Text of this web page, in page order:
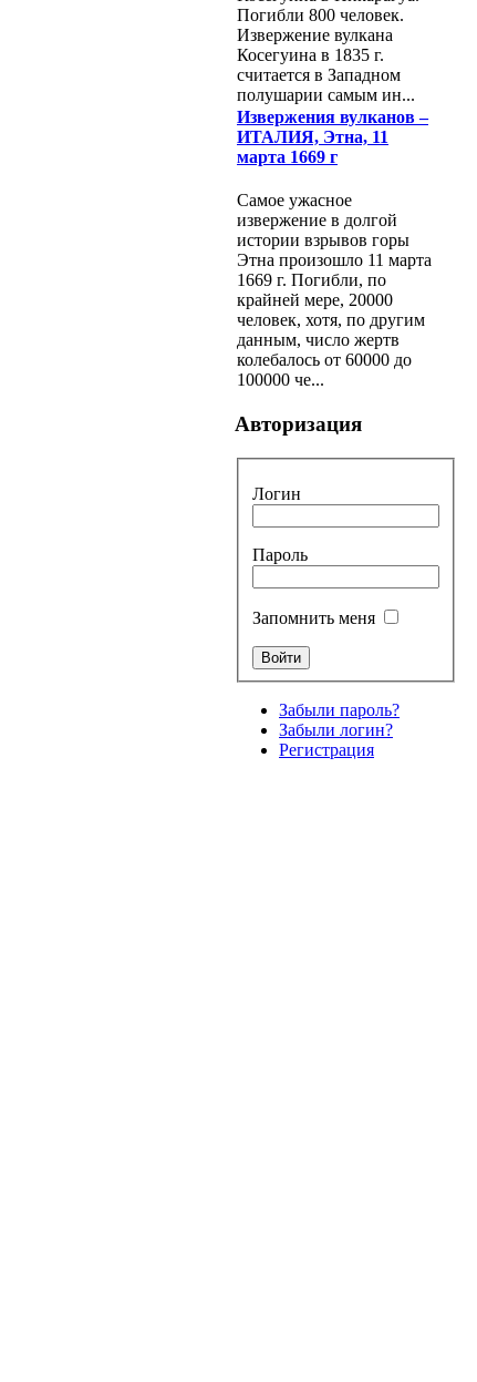
Погибли 800 человек.
Извержение вулкана
Косегуина в 1835 г.
считается в Западном
полушарии самым ин...
Извержения вулканов –
ИТАЛИЯ, Этна, 11
марта 1669 г
Самое ужасное
извержение в долгой
истории взрывов горы
Этна произошло 11 марта
1669 г. Погибли, по
крайней мере, 20000
человек, хотя, по другим
данным, число жертв
колебалось от 60000 до
100000 че...
Авторизация
Логин
Пароль
Запомнить меня
Забыли пароль?
Забыли логин?
Регистрация